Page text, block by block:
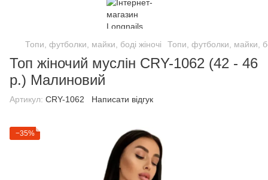
Топи, футболки, майки, боді жіночі Топи, футболки, майки,
Топ жіночий муслін CRY-1062 (42 - 46
р.) Малиновий
Артикул: CRY-1062 Написати відгук
−35%